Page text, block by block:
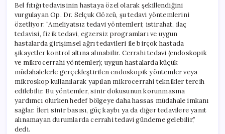
Bel fıtığı tedavisinin hastaya özel olarak şekillendiğini
vurgulayan Op. Dr. Selçuk Gözcü, şu tedavi yöntemlerini
özetliyor: “Ameliyatsız tedavi yöntemleri; istirahat, ilaç
tedavisi, fizik tedavi, egzersiz programları ve uygun
hastalarda girişimsel ağrı tedavileri ile birçok hastada
şikayetler kontrol altına alınabilir. Cerrahi tedavi (endoskopik
ve mikrocerrahi yöntemler); uygun hastalarda küçük
müdahalelerle gerçekleştirilen endoskopik yöntemler veya
mikroskop kullanılarak yapılan mikrocerrahi teknikler tercih
edilebilir. Bu yöntemler, sinir dokusunun korunmasına
yardımcı olurken hedef bölgeye daha hassas müdahale imkanı
sağlar. İleri sinir basısı, güç kaybı ya da diğer tedavilere yanıt
alınamayan durumlarda cerrahi tedavi gündeme gelebilir,”
dedi.